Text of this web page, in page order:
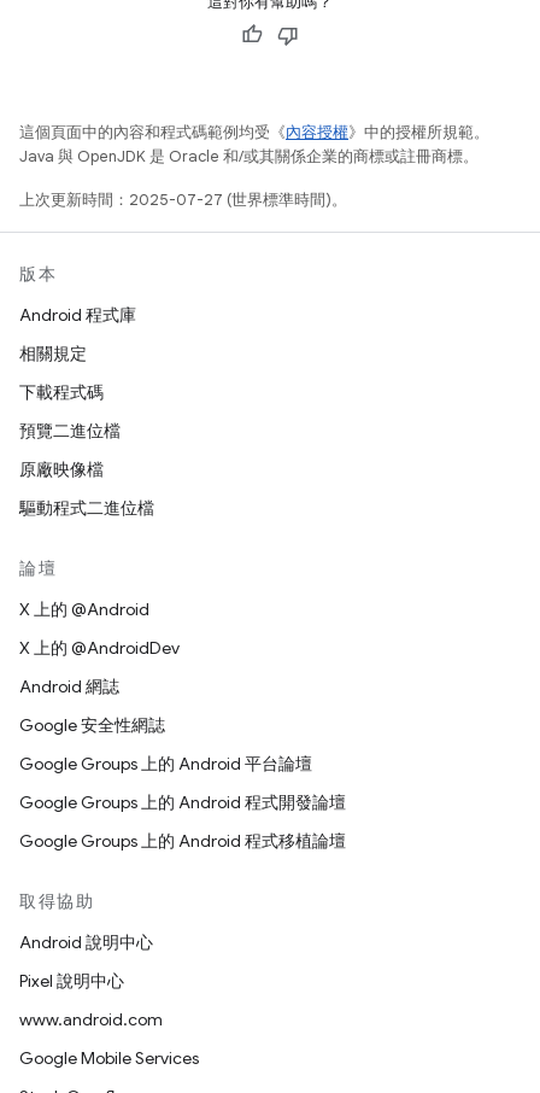
這個頁面中的內容和程式碼範例均受《內容授權》中的授權所規範。
Java 與 OpenJDK 是 Oracle 和/或其關係企業的商標或註冊商標。
上次更新時間：2025-07-27 (世界標準時間)。
版本
Android 程式庫
相關規定
下載程式碼
預覽二進位檔
原廠映像檔
驅動程式二進位檔
論壇
X 上的 @Android
X 上的 @AndroidDev
Android 網誌
Google 安全性網誌
Google Groups 上的 Android 平台論壇
Google Groups 上的 Android 程式開發論壇
Google Groups 上的 Android 程式移植論壇
取得協助
Android 說明中心
Pixel 說明中心
www.android.com
Google Mobile Services